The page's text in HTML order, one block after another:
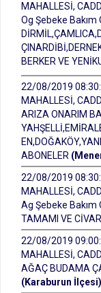
MAHALLESİ,
Og Şebeke Bakım
BERKER VE
22/08/2019
MAHALLESİ,
ARIZA ONARIM
ABONELER
22/08/2019
MAHALLESİ,
Ag Şebeke Bakım
TAMAMI VE
22/08/2019
MAHALLESİ,
AĞAÇ BUDAMA
(Karaburun İlçesi)